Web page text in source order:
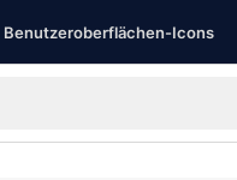
Benutzeroberflächen-Icons